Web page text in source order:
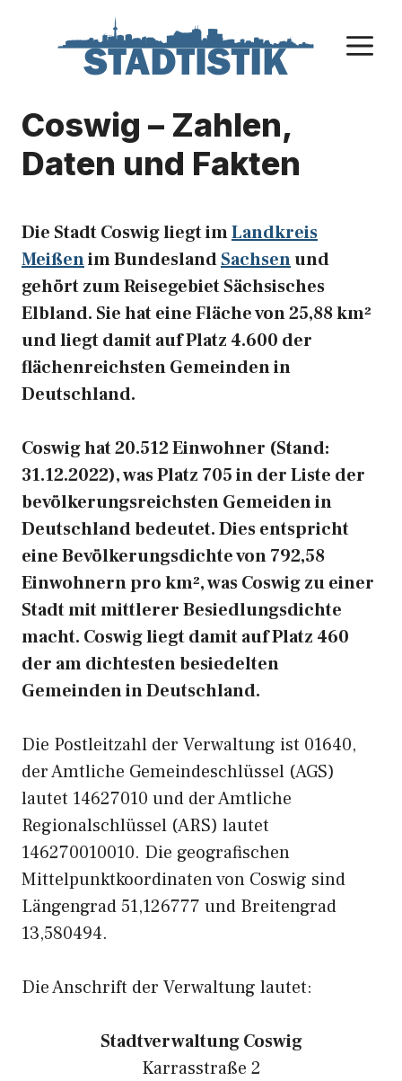
Coswig – Zahlen,
Daten und Fakten
Die Stadt Coswig liegt imLandkreis
Meißenim BundeslandSachsenund
gehört zum Reisegebiet Sächsisches
Elbland. Sie hat eine Fläche von 25,88 km²
und liegt damit auf Platz 4.600 der
flächenreichsten Gemeinden in
Deutschland.
Coswig hat 20.512 Einwohner (Stand:
31.12.2022), was Platz 705 in der Liste der
bevölkerungsreichsten Gemeiden in
Deutschland bedeutet. Dies entspricht
eine Bevölkerungsdichte von 792,58
Einwohnern pro km², was Coswig zu einer
Stadt mit mittlerer Besiedlungsdichte
macht. Coswig liegt damit auf Platz 460
der am dichtesten besiedelten
Gemeinden in Deutschland.
Die Postleitzahl der Verwaltung ist 01640,
der Amtliche Gemeindeschlüssel (AGS)
lautet 14627010 und der Amtliche
Regionalschlüssel (ARS) lautet
146270010010. Die geografischen
Mittelpunktkoordinaten von Coswig sind
Längengrad 51,126777 und Breitengrad
13,580494.
Die Anschrift der Verwaltung lautet:
Stadtverwaltung Coswig
Karrasstraße 2